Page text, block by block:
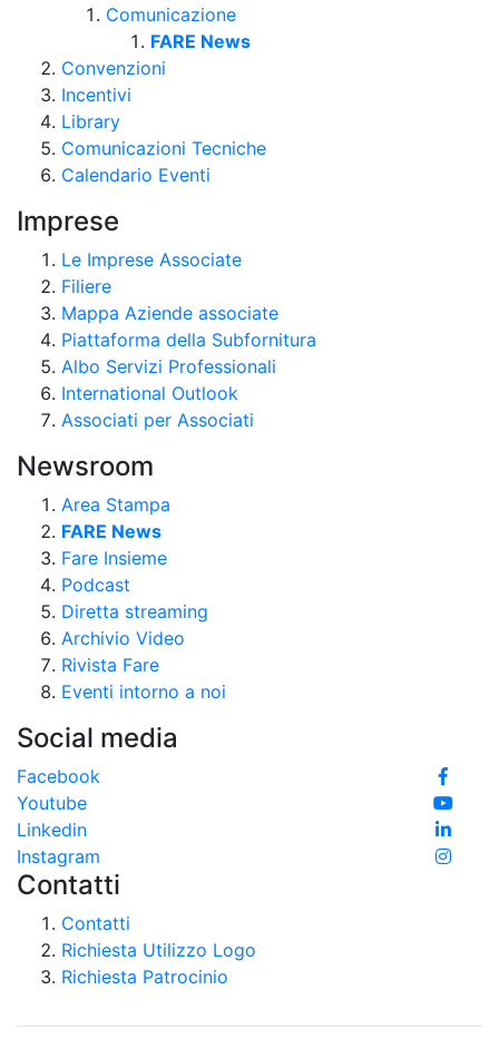
Comunicazione
FARE News
Convenzioni
Incentivi
Library
Comunicazioni Tecniche
Calendario Eventi
Imprese
Le Imprese Associate
Filiere
Mappa Aziende associate
Piattaforma della Subfornitura
Albo Servizi Professionali
International Outlook
Associati per Associati
Newsroom
Area Stampa
FARE News
Fare Insieme
Podcast
Diretta streaming
Archivio Video
Rivista Fare
Eventi intorno a noi
Social media
Facebook
Youtube
Linkedin
Instagram
Contatti
Contatti
Richiesta Utilizzo Logo
Richiesta Patrocinio